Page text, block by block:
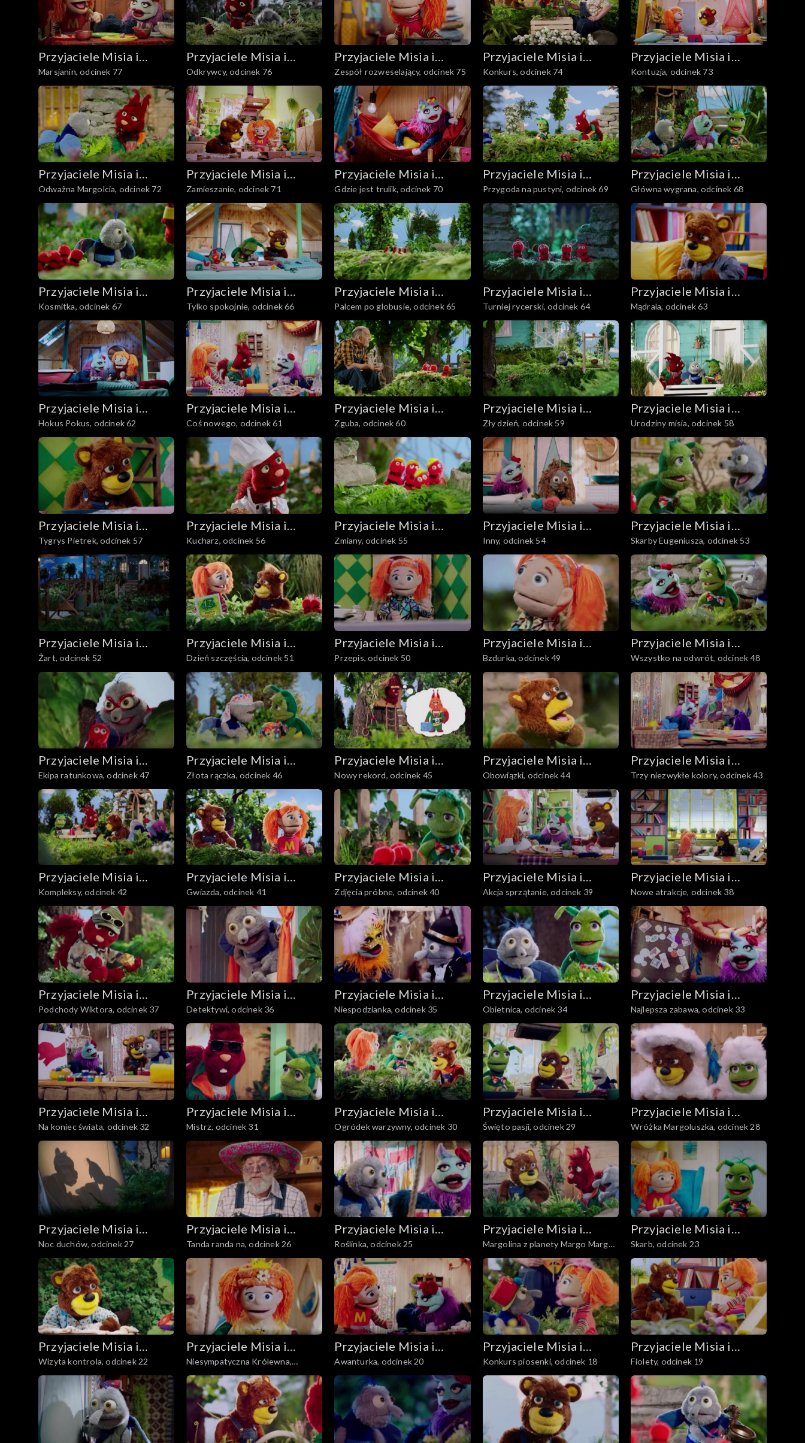
Przyjaciele Misia i
Margolci
Marsjanin, odcinek 77
Przyjaciele Misia i
Margolci
Odkrywcy, odcinek 76
Przyjaciele Misia i
Margolci
Zespół rozweselający, odcinek 75
Przyjaciele Misia i
Margolci
Konkurs, odcinek 74
Przyjaciele Misia i
Margolci
Kontuzja, odcinek 73
Przyjaciele Misia i
Margolci
Odważna Margolcia, odcinek 72
Przyjaciele Misia i
Margolci
Zamieszanie, odcinek 71
Przyjaciele Misia i
Margolci
Gdzie jest trulik, odcinek 70
Przyjaciele Misia i
Margolci
Przygoda na pustyni, odcinek 69
Przyjaciele Misia i
Margolci
Główna wygrana, odcinek 68
Przyjaciele Misia i
Margolci
Kosmitka, odcinek 67
Przyjaciele Misia i
Margolci
Tylko spokojnie, odcinek 66
Przyjaciele Misia i
Margolci
Palcem po globusie, odcinek 65
Przyjaciele Misia i
Margolci
Turniej rycerski, odcinek 64
Przyjaciele Misia i
Margolci
Mądrala, odcinek 63
Przyjaciele Misia i
Margolci
Hokus Pokus, odcinek 62
Przyjaciele Misia i
Margolci
Coś nowego, odcinek 61
Przyjaciele Misia i
Margolci
Zguba, odcinek 60
Przyjaciele Misia i
Margolci
Zły dzień, odcinek 59
Przyjaciele Misia i
Margolci
Urodziny misia, odcinek 58
Przyjaciele Misia i
Margolci
Tygrys Pietrek, odcinek 57
Przyjaciele Misia i
Margolci
Kucharz, odcinek 56
Przyjaciele Misia i
Margolci
Zmiany, odcinek 55
Przyjaciele Misia i
Margolci
Inny, odcinek 54
Przyjaciele Misia i
Margolci
Skarby Eugeniusza, odcinek 53
Przyjaciele Misia i
Margolci
Żart, odcinek 52
Przyjaciele Misia i
Margolci
Dzień szczęścia, odcinek 51
Przyjaciele Misia i
Margolci
Przepis, odcinek 50
Przyjaciele Misia i
Margolci
Bzdurka, odcinek 49
Przyjaciele Misia i
Margolci
Wszystko na odwrót, odcinek 48
Przyjaciele Misia i
Margolci
Ekipa ratunkowa, odcinek 47
Przyjaciele Misia i
Margolci
Złota rączka, odcinek 46
Przyjaciele Misia i
Margolci
Nowy rekord, odcinek 45
Przyjaciele Misia i
Margolci
Obowiązki, odcinek 44
Przyjaciele Misia i
Margolci
Trzy niezwykłe kolory, odcinek 43
Przyjaciele Misia i
Margolci
Kompleksy, odcinek 42
Przyjaciele Misia i
Margolci
Gwiazda, odcinek 41
Przyjaciele Misia i
Margolci
Zdjęcia próbne, odcinek 40
Przyjaciele Misia i
Margolci
Akcja sprzątanie, odcinek 39
Przyjaciele Misia i
Margolci
Nowe atrakcje, odcinek 38
Przyjaciele Misia i
Margolci
Podchody Wiktora, odcinek 37
Przyjaciele Misia i
Margolci
Detektywi, odcinek 36
Przyjaciele Misia i
Margolci
Niespodzianka, odcinek 35
Przyjaciele Misia i
Margolci
Obietnica, odcinek 34
Przyjaciele Misia i
Margolci
Najlepsza zabawa, odcinek 33
Przyjaciele Misia i
Margolci
Na koniec świata, odcinek 32
Przyjaciele Misia i
Margolci
Mistrz, odcinek 31
Przyjaciele Misia i
Margolci
Ogródek warzywny, odcinek 30
Przyjaciele Misia i
Margolci
Święto pasji, odcinek 29
Przyjaciele Misia i
Margolci
Wróżka Margoluszka, odcinek 28
Przyjaciele Misia i
Margolci
Noc duchów, odcinek 27
Przyjaciele Misia i
Margolci
Tanda randa na, odcinek 26
Przyjaciele Misia i
Margolci
Roślinka, odcinek 25
Przyjaciele Misia i
Margolci
Margolina z planety Margo Margo,
odcinek 24
Przyjaciele Misia i
Margolci
Skarb, odcinek 23
Przyjaciele Misia i
Margolci
Wizyta kontrola, odcinek 22
Przyjaciele Misia i
Margolci
Niesympatyczna Królewna,
odcinek 21
Przyjaciele Misia i
Margolci
Awanturka, odcinek 20
Przyjaciele Misia i
Margolci
Konkurs piosenki, odcinek 18
Przyjaciele Misia i
Margolci
Fiolety, odcinek 19